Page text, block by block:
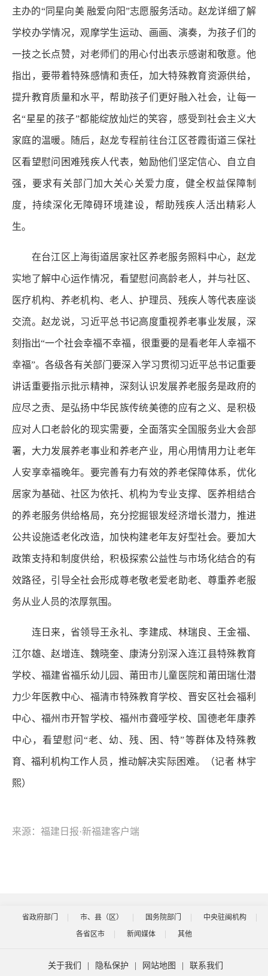
主办的“同星向美 融爱向阳”志愿服务活动。赵龙详细了解
学校办学情况，观摩学生运动、画画、演奏，为孩子们的
一技之长点赞，对老师们的用心付出表示感谢和敬意。他
指出，要带着特殊感情和责任，加大特殊教育资源供给，
提升教育质量和水平，帮助孩子们更好融入社会，让每一
名“星星的孩子”都能绽放灿烂的笑容，感受到社会主义大
家庭的温暖。随后，赵龙专程前往台江区苍霞街道三保社
区看望慰问困难残疾人代表，勉励他们坚定信心、自立自
强，要求有关部门加大关心关爱力度，健全权益保障制
度，持续深化无障碍环境建设，帮助残疾人活出精彩人
生。
在台江区上海街道居家社区养老服务照料中心，赵龙
实地了解中心运作情况，看望慰问高龄老人，并与社区、
医疗机构、养老机构、老人、护理员、残疾人等代表座谈
交流。赵龙说，习近平总书记高度重视养老事业发展，深
刻指出“一个社会幸福不幸福，很重要的是看老年人幸福不
幸福”。各级各有关部门要深入学习贯彻习近平总书记重要
讲话重要指示批示精神，深刻认识发展养老服务是政府的
应尽之责、是弘扬中华民族传统美德的应有之义、是积极
应对人口老龄化的现实需要，全面落实全国服务业大会部
署，大力发展养老事业和养老产业，用心用情用力让老年
人安享幸福晚年。要完善有力有效的养老保障体系，优化
居家为基础、社区为依托、机构为专业支撑、医养相结合
的养老服务供给格局，充分挖掘银发经济增长潜力，推进
公共设施适老化改造，加快构建老年友好型社会。要加大
政策支持和制度供给，积极探索公益性与市场化结合的有
效路径，引导全社会形成尊老敬老爱老助老、尊重养老服
务从业人员的浓厚氛围。
连日来，省领导王永礼、李建成、林瑞良、王金福、
江尔雄、赵增连、魏晓奎、康涛分别深入连江县特殊教育
学校、福建省福乐幼儿园、莆田市儿童医院和莆田瑞仕潜
力少年医教中心、福清市特殊教育学校、晋安区社会福利
中心、福州市开智学校、福州市聋哑学校、国德老年康养
中心，看望慰问“老、幼、残、困、特”等群体及特殊教
育、福利机构工作人员，推动解决实际困难。（记者 林宇
熙）
来源：福建日报·新福建客户端
省政府部门 市、县（区） 国务院部门
中央驻闽机构
各省区市
新闻媒体 其他
关于我们 隐私保护 网站地图 联系我们